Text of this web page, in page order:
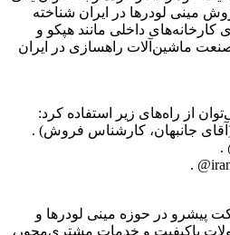
مینی لودرها در ایران شناخته
داخلی مانند هپکو و
ماشین‌آلات راهسازی در ایران
از راه‌های زیر استفاده کرد:
پیشرو در حوزه مینی لودرها و
باکیفیت و خدمات مشتری‌محور،